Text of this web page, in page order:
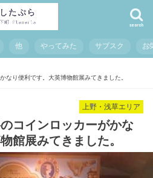
search
他 やってみた サブスク お
なり便利です。大英博物館展みてきました。
上野・浅草エリア
コインロッカーがかな
館展みてきました。